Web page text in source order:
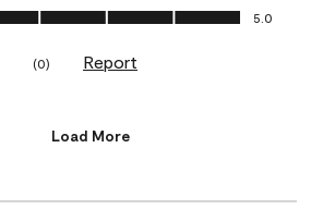
5.0 out of 5
5.0
(0) Report
Load More